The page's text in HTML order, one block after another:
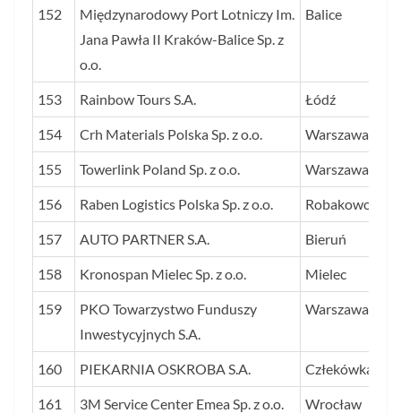
152
Międzynarodowy Port Lotniczy Im.
Jana Pawła II Kraków-Balice Sp. z
o.o.
Balice
153 Rainbow Tours S.A. Łódź
154 Crh Materials Polska Sp. z o.o. Warszawa
155 Towerlink Poland Sp. z o.o. Warszawa
156 Raben Logistics Polska Sp. z o.o. Robakowo
157 AUTO PARTNER S.A. Bieruń
158 Kronospan Mielec Sp. z o.o. Mielec
159
PKO Towarzystwo Funduszy
Inwestycyjnych S.A.
Warszawa
160 PIEKARNIA OSKROBA S.A. Człekówka
161 3M Service Center Emea Sp. z o.o. Wrocław